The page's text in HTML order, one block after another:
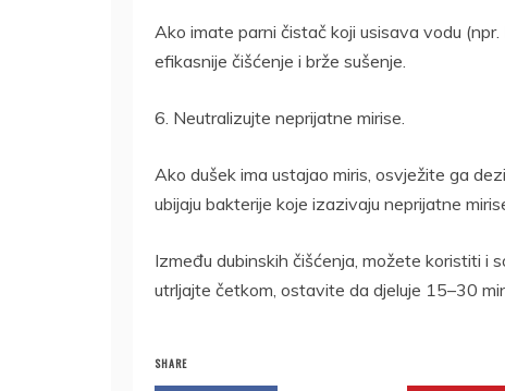
Ako imate parni čistač koji usisava vodu
efikasnije čišćenje i brže sušenje.
6. Neutralizujte neprijatne mirise.
Ako dušek ima ustajao miris, osvježite ga
ubijaju bakterije koje izazivaju neprijatne
Između dubinskih čišćenja, možete koristiti i
utrljajte četkom, ostavite da djeluje 15–30
SHARE